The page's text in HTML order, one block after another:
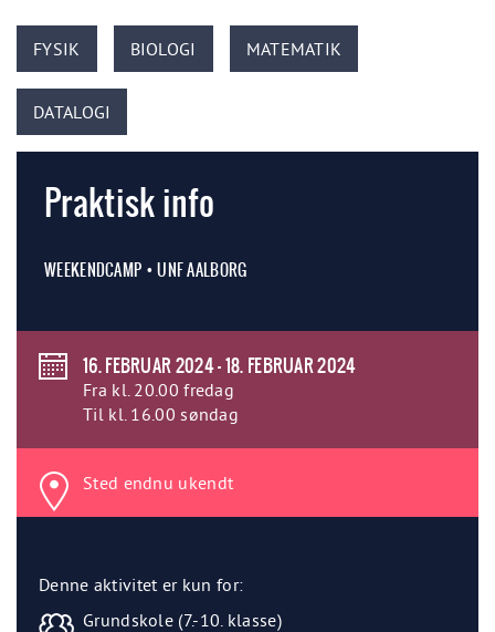
FYSIK BIOLOGI MATEMATIK
DATALOGI
Praktisk info
WEEKENDCAMP • UNF AALBORG
16. FEBRUAR 2024 - 18. FEBRUAR 2024
Fra kl. 20.00 fredag
Til kl. 16.00 søndag
Sted endnu ukendt
Denne aktivitet er kun for:
Grundskole (7.-10. klasse)